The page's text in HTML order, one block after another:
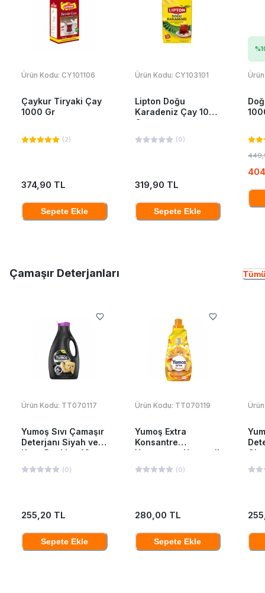
Ürün Kodu: CY101106
Çaykur Tiryaki Çay
1000 Gr
(2)
374,90 TL
Sepete Ekle
Ürün Kodu: CY103101
Lipton Doğu
Karadeniz Çay 1000
Gr
(0)
319,90 TL
Sepete Ekle
%
Çamaşır Deterjanları
Ürün Kodu: TT070117
Yumoş Sıvı Çamaşır
Deterjanı Siyah ve
Koyu Renkler 42
(0)
255,20 TL
Sepete Ekle
Ürün Kodu: TT070119
Yumoş Extra
Konsantre
Yumuşatıcı Hanımeli
(0)
280,00 TL
Sepete Ekle